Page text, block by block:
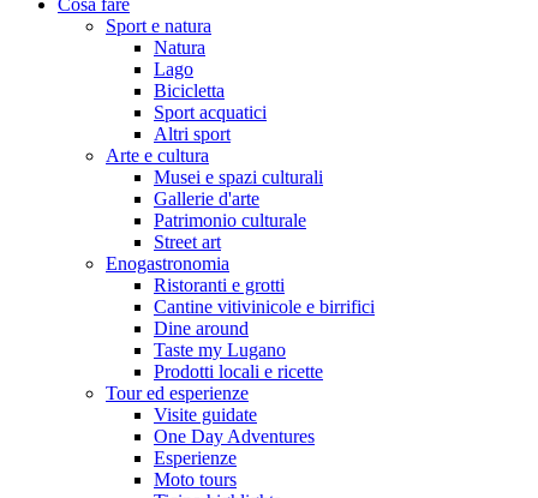
Cosa fare
Sport e natura
Natura
Lago
Bicicletta
Sport acquatici
Altri sport
Arte e cultura
Musei e spazi culturali
Gallerie d'arte
Patrimonio culturale
Street art
Enogastronomia
Ristoranti e grotti
Cantine vitivinicole e birrifici
Dine around
Taste my Lugano
Prodotti locali e ricette
Tour ed esperienze
Visite guidate
One Day Adventures
Esperienze
Moto tours